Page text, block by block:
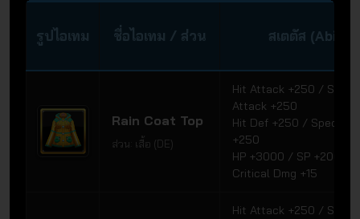
รูปไอเทม ชื่อไอเทม / ส่วน สเตตัส
Rain Coat Top
ส่วน: เสื้อ (DE)
Hit Attack +250 /
Attack +250
Hit Def +250 / Special
+250
HP +3000 / SP +2000
Critical Dmg +15
Hit Attack +250 /